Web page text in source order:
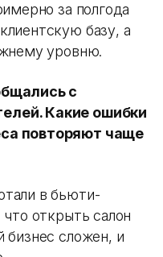
за полгода
базу, а
уровню.
с
Какие ошибки
повторяют чаще
в бьюти-
открыть салон
бизнес сложен, и